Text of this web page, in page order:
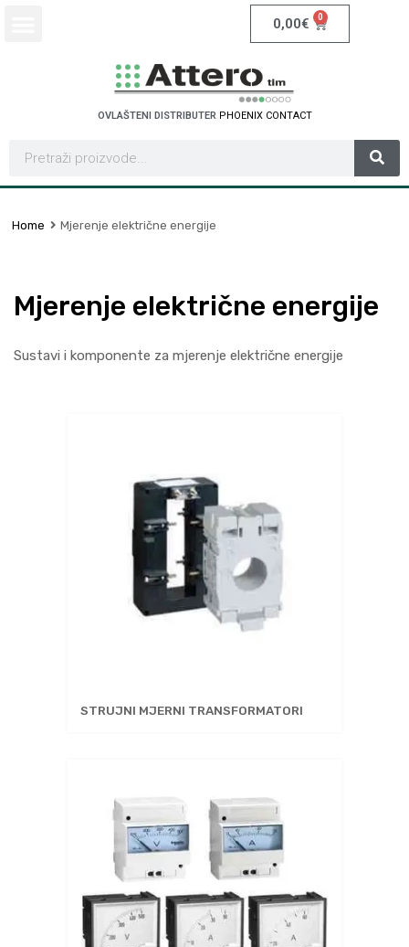
0,00€ 0
OVLAŠTENI DISTRIBUTER PHOENIX CONTACT
Home Mjerenje električne energije
Mjerenje električne energije
Sustavi i komponente za mjerenje električne energije
STRUJNI MJERNI TRANSFORMATORI